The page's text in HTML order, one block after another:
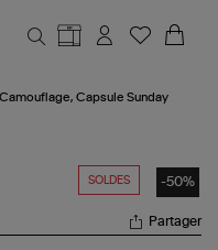
Capsule Sunday
SOLDES -50%
Partager